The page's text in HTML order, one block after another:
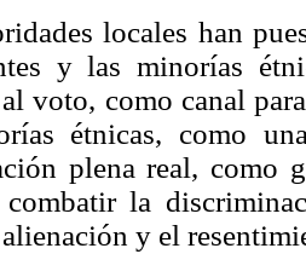
locales han
y las minorías
voto, como canal
étnicas, como
plena real, como
la
y el